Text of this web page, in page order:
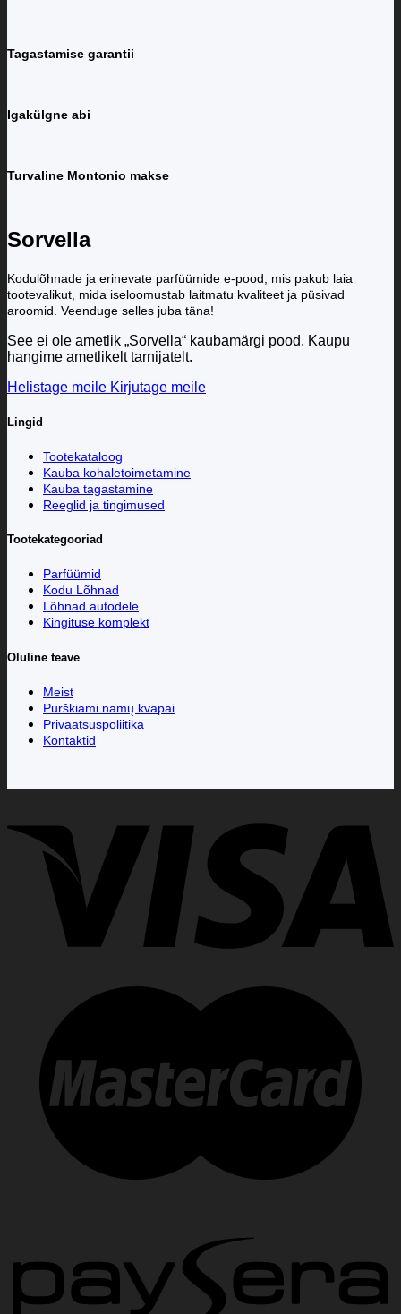
Tagastamise garantii
Igakülgne abi
Turvaline Montonio makse
Sorvella
Kodulõhnade ja erinevate parfüümide e-pood, mis pakub laia
tootevalikut, mida iseloomustab laitmatu kvaliteet ja püsivad
aroomid. Veenduge selles juba täna!
See ei ole ametlik „Sorvella“ kaubamärgi pood. Kaupu
hangime ametlikelt tarnijatelt.
Helistage meile Kirjutage meile
Lingid
Tootekataloog
Kauba kohaletoimetamine
Kauba tagastamine
Reeglid ja tingimused
Tootekategooriad
Parfüümid
Kodu Lõhnad
Lõhnad autodele
Kingituse komplekt
Oluline teave
Meist
Purškiami namų kvapai
Privaatsuspoliitika
Kontaktid